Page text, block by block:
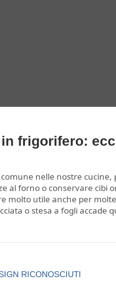
frigorifero:
nelle nostre cucine,
al forno o conservare cibi
molto utile anche per
o stesa a fogli accade
RICONOSCIUTI